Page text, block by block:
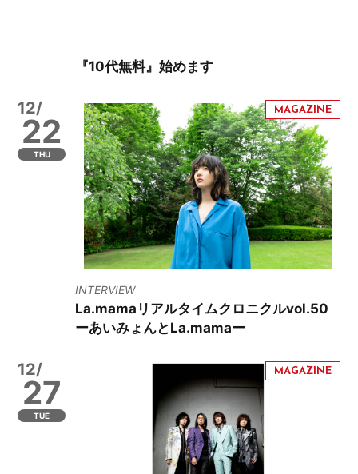
『10代無料』始めます
12/
22
THU
INTERVIEW
La.mamaリアルタイムクロニクルvol.50
ーあいみょんとLa.mamaー
12/
27
TUE